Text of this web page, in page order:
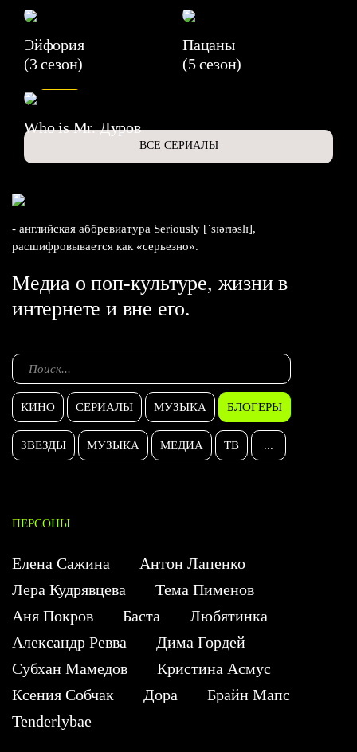
Эйфория
(3 сезон)
Пацаны
(5 сезон)
Who is Mr. Дуров
ВСЕ СЕРИАЛЫ
- английская аббревиатура Seriously [ˈsɪərɪəslɪ],
расшифровывается как «серьезно».
Медиа о поп-культуре, жизни в
интернете и вне его.
КИНО СЕРИАЛЫ МУЗЫКА БЛОГЕРЫ
ЗВЕЗДЫ МУЗЫКА МЕДИА ТВ ...
ПЕРСОНЫ
Елена Сажина
Антон Лапенко
Лера Кудрявцева
Тема Пименов
Аня Покров
Баста
Любятинка
Александр Ревва
Дима Гордей
Субхан Мамедов
Кристина Асмус
Ксения Собчак
Дора
Брайн Мапс
Tenderlybae